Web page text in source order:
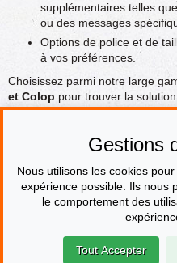
supplémentaires telles
ou des messages
Options de police et de
à vos préférences.
Choisissez parmi notre large
et Colop pour trouver la
d'impression. Que vous ayez
sont conçus pour offrir
© Le fabricant de Tampons
Gestions
Nous utilisons les cookies
expérience possible. Ils nous
le comportement des
Tout Accepter